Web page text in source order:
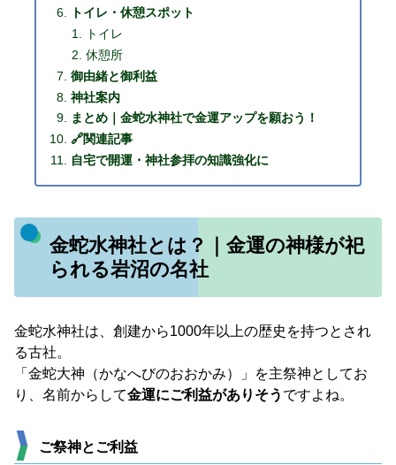
トイレ・休憩スポット
トイレ
休憩所
御由緒と御利益
神社案内
まとめ｜金蛇水神社で金運アップを願おう！
🔗関連記事
自宅で開運・神社参拝の知識強化に
金蛇水神社とは？｜金運の神様が祀
られる岩沼の名社
金蛇水神社は、創建から1000年以上の歴史を持つとされ
る古社。
「金蛇大神（かなへびのおおかみ）」を主祭神としてお
り、名前からして金運にご利益がありそう ですよね。
ご祭神とご利益